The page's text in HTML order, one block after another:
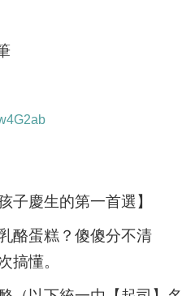
子慶生的第一首選】
酪蛋糕？傻傻分不清
搞懂。